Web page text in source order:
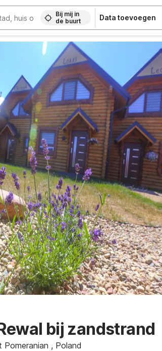
Bij mij in
de buurt
Data toevoegen
bij zandstrand
Pomeranian , Poland